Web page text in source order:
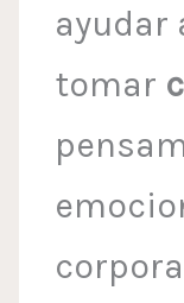
ayudar
tomar